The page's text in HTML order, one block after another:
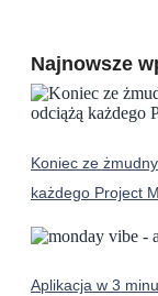
Najnowsze
Koniec ze
każdego Project
Aplikacja w 3